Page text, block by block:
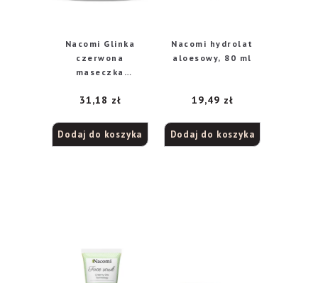
Nacomi Glinka
czerwona
maseczka
zaczerwienienia,
31,18 zł
Dodaj do koszyka
Nacomi hydrolat
aloesowy, 80 ml
19,49 zł
Dodaj do koszyka